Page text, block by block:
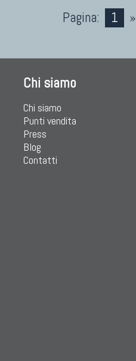
Pagina: 1 »
Chi siamo
Chi siamo
Punti vendita
Press
Blog
Contatti